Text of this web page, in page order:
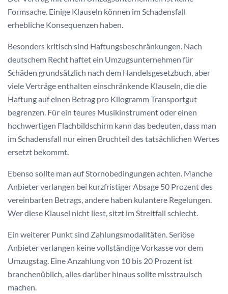
Formsache. Einige Klauseln können im Schadensfall
erhebliche Konsequenzen haben.
Besonders kritisch sind Haftungsbeschränkungen. Nach
deutschem Recht haftet ein Umzugsunternehmen für
Schäden grundsätzlich nach dem Handelsgesetzbuch, aber
viele Verträge enthalten einschränkende Klauseln, die die
Haftung auf einen Betrag pro Kilogramm Transportgut
begrenzen. Für ein teures Musikinstrument oder einen
hochwertigen Flachbildschirm kann das bedeuten, dass man
im Schadensfall nur einen Bruchteil des tatsächlichen Wertes
ersetzt bekommt.
Ebenso sollte man auf Stornobedingungen achten. Manche
Anbieter verlangen bei kurzfristiger Absage 50 Prozent des
vereinbarten Betrags, andere haben kulantere Regelungen.
Wer diese Klausel nicht liest, sitzt im Streitfall schlecht.
Ein weiterer Punkt sind Zahlungsmodalitäten. Seriöse
Anbieter verlangen keine vollständige Vorkasse vor dem
Umzugstag. Eine Anzahlung von 10 bis 20 Prozent ist
branchenüblich, alles darüber hinaus sollte misstrauisch
machen.